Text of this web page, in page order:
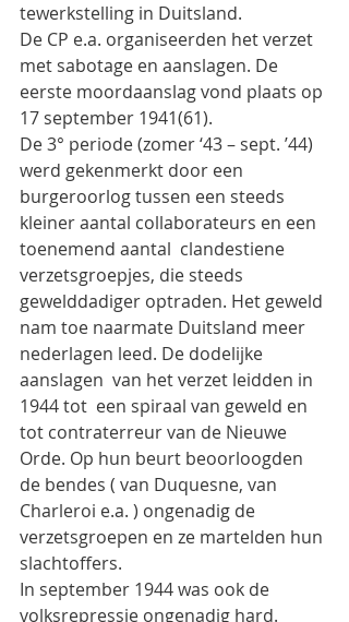
tewerkstelling in Duitsland.
De CP e.a. organiseerden het verzet
met sabotage en aanslagen. De
eerste moordaanslag vond plaats op
17 september 1941(61).
De 3° periode (zomer ‘43 – sept. ’44)
werd gekenmerkt door een
burgeroorlog tussen een steeds
kleiner aantal collaborateurs en een
toenemend aantal  clandestiene
verzetsgroepjes, die steeds
gewelddadiger optraden. Het geweld
nam toe naarmate Duitsland meer
nederlagen leed. De dodelijke
aanslagen  van het verzet leidden in
1944 tot  een spiraal van geweld en
tot contraterreur van de Nieuwe
Orde. Op hun beurt beoorloogden
de bendes ( van Duquesne, van
Charleroi e.a. ) ongenadig de
verzetsgroepen en ze martelden hun
slachtoffers.
In september 1944 was ook de
volksrepressie ongenadig hard.